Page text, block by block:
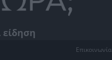
είδηση
Επικοινωνία